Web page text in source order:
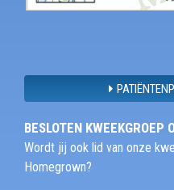
BESLOTEN KWEEKGROEP
Wordt jij ook lid van onze
Homegrown?